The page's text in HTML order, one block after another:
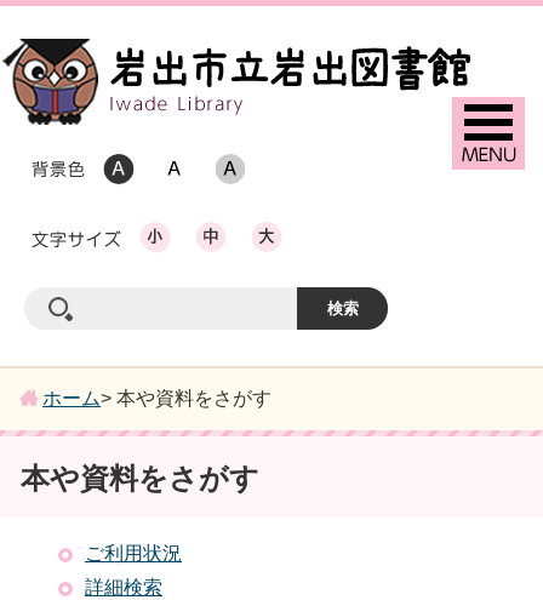
ホーム> 本や資料をさがす
本や資料をさがす
ご利用状況
詳細検索